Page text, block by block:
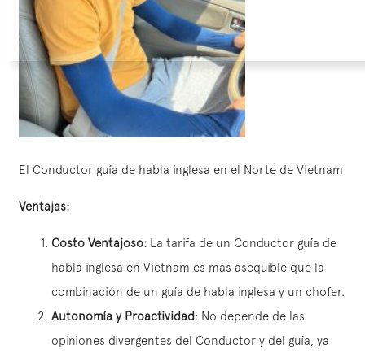
El Conductor guía de habla inglesa en el Norte de Vietnam
Ventajas:
Costo Ventajoso: La tarifa de un Conductor guía de
habla inglesa en Vietnam es más asequible que la
combinación de un guía de habla inglesa y un chofer.
Autonomía y Proactividad: No depende de las
opiniones divergentes del Conductor y del guía, ya